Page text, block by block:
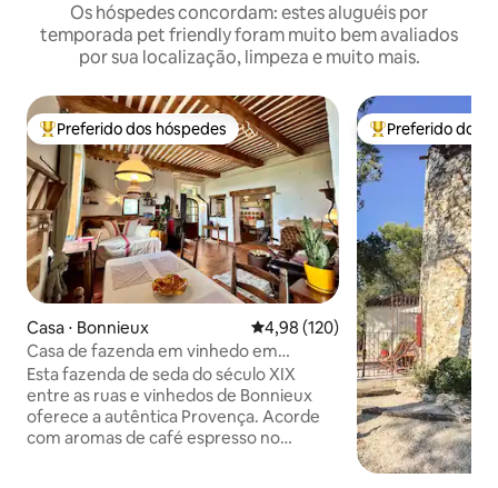
Os hóspedes concordam: estes aluguéis por
temporada pet friendly foram muito bem avaliados
por sua localização, limpeza e muito mais.
Entre os melhores preferidos dos hóspedes
Preferido dos hóspedes
Casa ⋅ Bonnieux 4,98 de uma avaliação média de
4,98 (120)
Casa de fazenda em vinhedo em
Bonnieux — Animais de estimação bem-
vindos
Esta fazenda de seda do século XIX
entre as ruas e vinhedos de Bonnieux
oferece a autêntica Provença. Acorde
com aromas de café espresso no
Entre os
Preferido dos